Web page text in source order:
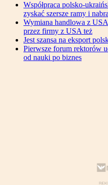
Współpraca polsko-
zyskać szersze ramy i
Wymiana handlowa z
przez firmy z USA też
Jest szansa na eksport
Pierwsze forum rektorów
od nauki po biznes